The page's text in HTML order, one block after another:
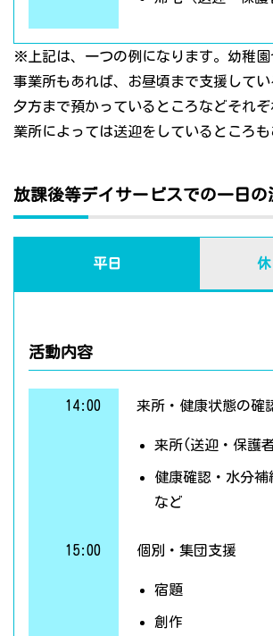
※上記は、一つの例になります。幼稚
事業所もあれば、お昼頃まで支援して
夕方まで預かっているところなどそれ
業所によっては送迎をしているところも
放課後等デイサービスでの一日の
平日 休
活動内容
14:00 来所・健康状態の確
来所(送迎・保護
健康確認・水分補
など
15:00 個別・集団支援
宿題
創作